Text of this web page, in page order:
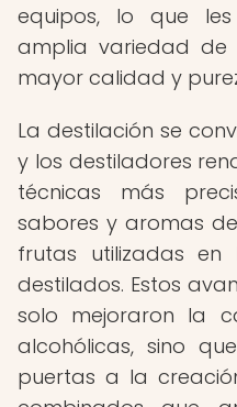
equipos, lo que
amplia variedad de
mayor calidad y
La destilación se
y los destiladores
técnicas más
sabores y aromas
frutas utilizadas
destilados. Estos
solo mejoraron la
alcohólicas, sino
puertas a la